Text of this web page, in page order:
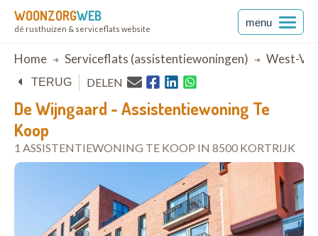
WOONZORGWEB
dé rusthuizen & serviceflats website
menu
Breadcrumb
Home Serviceflats (assistentiewoningen) West-
De Wijngaard - Assistentiewoning Te
Koop
1 ASSISTENTIEWONING TE KOOP IN 8500 KORTRIJK
TERUG DELEN
open in Google Maps